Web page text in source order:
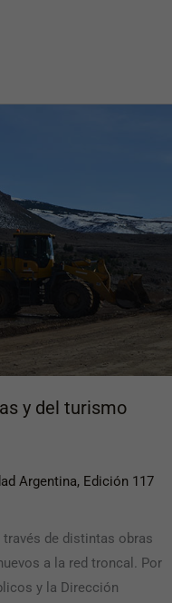
y del turismo
Argentina, Edición 117
de distintas obras
a la red troncal. Por
y la Dirección